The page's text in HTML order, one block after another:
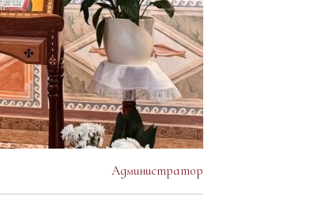
Администратор